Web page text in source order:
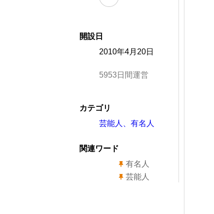
開設日
2010年4月20日
5953日間運営
カテゴリ
芸能人、有名人
関連ワード
有名人
芸能人